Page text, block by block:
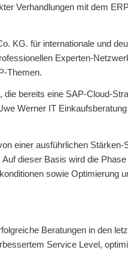
Verhandlungen mit dem
KG. für internationale und
Experten-
Themen.
bereits eine SAP-Cloud-
Werner IT
einer ausführlichen Stärken-
dieser Basis wird die
sowie Optimierung
Beratungen in den
Service Level,